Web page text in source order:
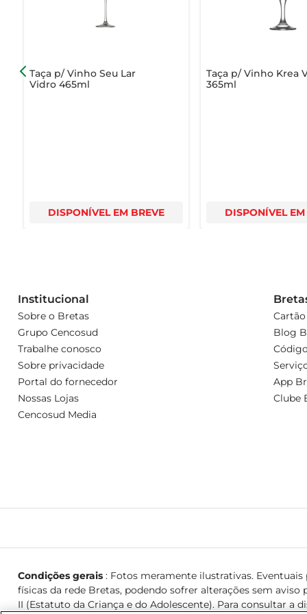
Taça p/ Vinho Seu Lar
Vidro 465ml
DISPONÍVEL EM BREVE
Taça p/ Vinho Krea
365ml
DISPONÍVEL EM
Institucional
Sobre o Bretas
Grupo Cencosud
Trabalhe conosco
Sobre privacidade
Portal do fornecedor
Nossas Lojas
Cencosud Media
Blog
App
Clube
Condições gerais: Fotos meramente ilustrativas. Eventuais
físicas da rede Bretas, podendo sofrer alterações sem aviso
II (Estatuto da Criança e do Adolescente). Para consultar a